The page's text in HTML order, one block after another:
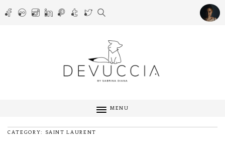
MENU
CATEGORY: SAINT LAURENT